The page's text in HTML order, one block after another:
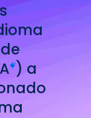
) a